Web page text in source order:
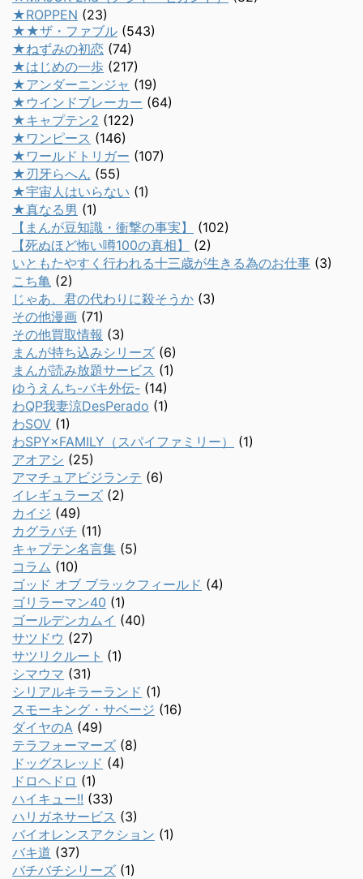
★ROPPEN (23)
★★ザ・ファブル (543)
★ねずみの初恋 (74)
★はじめの一歩 (217)
★アンダーニンジャ (19)
★ウインドブレーカー (64)
★キャプテン2 (122)
★ワンピース (146)
★ワールドトリガー (107)
★刃牙らへん (55)
★宇宙人はいらない (1)
★真なる男 (1)
【まんが豆知識・衝撃の事実】
(102)
【死ぬほど怖い噂100の真相】
(2)
いともたやすく行われる十三歳が生きる為のお仕事 (3)
こち亀 (2)
じゃあ、君の代わりに殺そうか (3)
その他漫画 (71)
その他買取情報 (3)
まんが持ち込みシリーズ (6)
まんが読み放題サービス (1)
ゆうえんち-バキ外伝- (14)
わQP我妻涼DesPerado (1)
わSOV (1)
わSPY×FAMILY（スパイファミリー）
(1)
アオアシ (25)
アマチュアビジランテ (6)
イレギュラーズ (2)
カイジ (49)
カグラバチ (11)
キャプテン名言集 (5)
コラム (10)
ゴッド オブ ブラックフィールド (4)
ゴリラーマン40 (1)
ゴールデンカムイ (40)
サツドウ (27)
サツリクルート (1)
シマウマ (31)
シリアルキラーランド (1)
スモーキング・サベージ (16)
ダイヤのA (49)
テラフォーマーズ (8)
ドッグスレッド (4)
ドロヘドロ (1)
ハイキュー!! (33)
ハリガネサービス (3)
バイオレンスアクション (1)
バキ道 (37)
バチバチシリーズ (1)